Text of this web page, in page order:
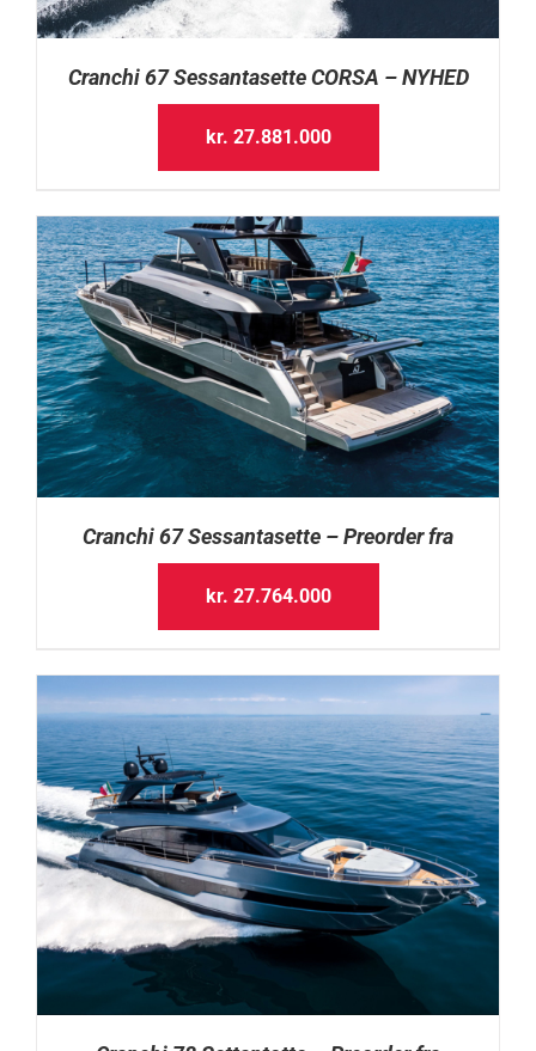
Cranchi 67 Sessantasette CORSA – NYHED
kr. 27.881.000
Cranchi 67 Sessantasette – Preorder fra
kr. 27.764.000